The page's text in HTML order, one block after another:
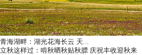
青海湖畔：湖光花海长云 天...
立秋这样过：啃秋晒秋贴秋膘 庆祝丰收迎秋来